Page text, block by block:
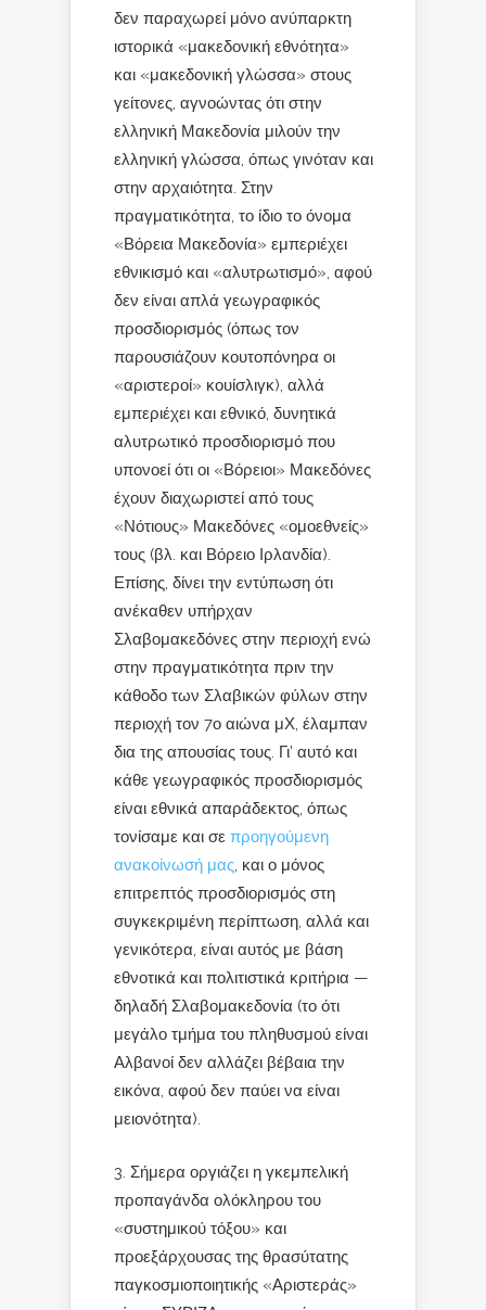
δεν παραχωρεί μόνο ανύπαρκτη
ιστορικά «μακεδονική εθνότητα»
και «μακεδονική γλώσσα» στους
γείτονες, αγνοώντας ότι στην
ελληνική Μακεδονία μιλούν την
ελληνική γλώσσα, όπως γινόταν και
στην αρχαιότητα. Στην
πραγματικότητα, το ίδιο το όνομα
«Βόρεια Μακεδονία» εμπεριέχει
εθνικισμό και «αλυτρωτισμό», αφού
δεν είναι απλά γεωγραφικός
προσδιορισμός (όπως τον
παρουσιάζουν κουτοπόνηρα οι
«αριστεροί» κουίσλιγκ), αλλά
εμπεριέχει και εθνικό, δυνητικά
αλυτρωτικό προσδιορισμό που
υπονοεί ότι οι «Βόρειοι» Μακεδόνες
έχουν διαχωριστεί από τους
«Νότιους» Μακεδόνες «ομοεθνείς»
τους (βλ. και Βόρειο Ιρλανδία).
Επίσης, δίνει την εντύπωση ότι
ανέκαθεν υπήρχαν
Σλαβομακεδόνες στην περιοχή ενώ
στην πραγματικότητα πριν την
κάθοδο των Σλαβικών φύλων στην
περιοχή τον 7ο αιώνα μΧ, έλαμπαν
δια της απουσίας τους. Γι’ αυτό και
κάθε γεωγραφικός προσδιορισμός
είναι εθνικά απαράδεκτος, όπως
τονίσαμε και σε προηγούμενη
ανακοίνωσή μας , και ο μόνος
επιτρεπτός προσδιορισμός στη
συγκεκριμένη περίπτωση, αλλά και
γενικότερα, είναι αυτός με βάση
εθνοτικά και πολιτιστικά κριτήρια —
δηλαδή Σλαβομακεδονία (το ότι
μεγάλο τμήμα του πληθυσμού είναι
Αλβανοί δεν αλλάζει βέβαια την
εικόνα, αφού δεν παύει να είναι
μειονότητα).
Σήμερα οργιάζει η γκεμπελική
προπαγάνδα ολόκληρου του
«συστημικού τόξου» και
προεξάρχουσας της θρασύτατης
παγκοσμιοποιητικής «Αριστεράς»